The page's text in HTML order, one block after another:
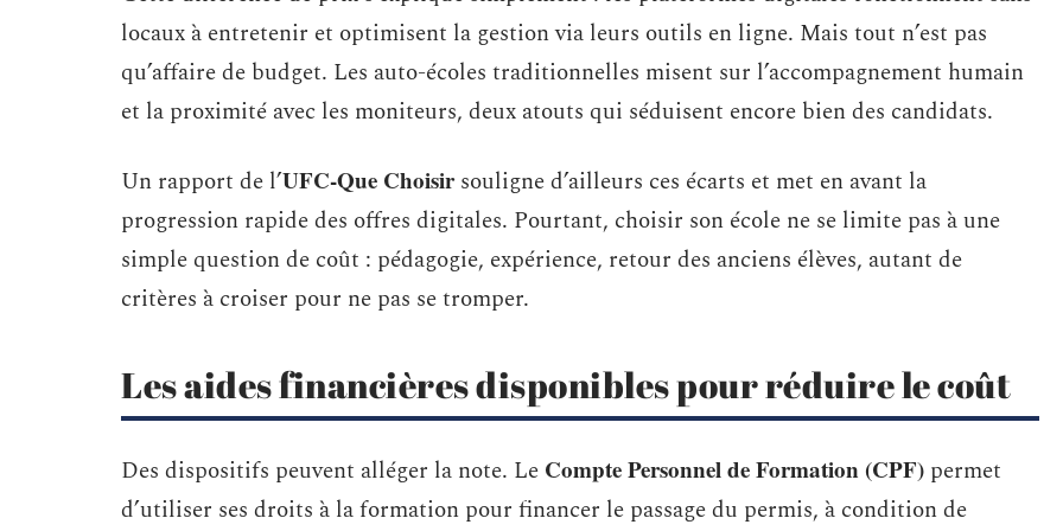
locaux à entretenir et optimisent la gestion via leurs outils en ligne. Mais tout n’est pas
qu’affaire de budget. Les auto-écoles traditionnelles misent sur l’accompagnement humain
et la proximité avec les moniteurs, deux atouts qui séduisent encore bien des candidats.
Un rapport de l’UFC-Que Choisirsouligne d’ailleurs ces écarts et met en avant la
progression rapide des offres digitales. Pourtant, choisir son école ne se limite pas à une
simple question de coût : pédagogie, expérience, retour des anciens élèves, autant de
critères à croiser pour ne pas se tromper.
Les aides financières disponibles pour réduire le coût
Des dispositifs peuvent alléger la note. Le Compte Personnel de Formation (CPF) permet
d’utiliser ses droits à la formation pour financer le passage du permis, à condition de